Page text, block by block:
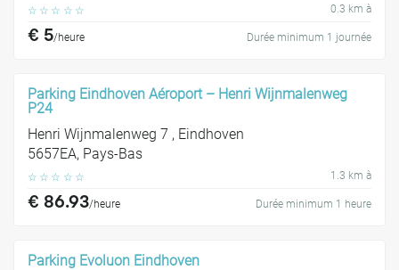
☆ ☆ ☆ ☆ ☆ 0.3 km à
€ 5/heure Durée minimum 1 journée
Parking Eindhoven Aéroport – Henri Wijnmalenweg
P24
Henri Wijnmalenweg 7 , Eindhoven
5657EA, Pays-Bas
☆ ☆ ☆ ☆ ☆ 1.3 km à
€ 86.93/heure Durée minimum 1 heure
Parking Evoluon Eindhoven